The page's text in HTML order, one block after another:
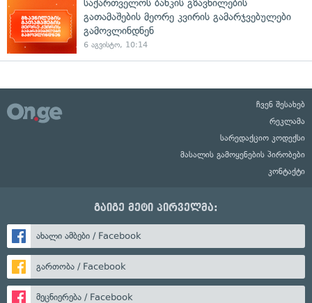
საქართველოს ბანკის გზავნილების
გათამაშების მეორე კვირის გამარჯვებულები
გამოვლინდნენ
6 აგვისტო, 10:14
ჩვენ შესახებ
რეკლამა
სარედაქციო კოდექსი
მასალის გამოყენების პირობები
კონტაქტი
გაიგე მეტი პირველმა:
ახალი ამბები / Facebook
გართობა / Facebook
მეცნიერება / Facebook